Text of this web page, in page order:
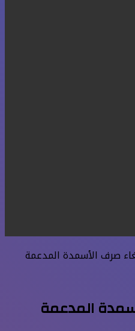
صرف الأسمدة المدعمة
المدعمة